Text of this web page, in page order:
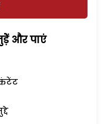
और पाएं